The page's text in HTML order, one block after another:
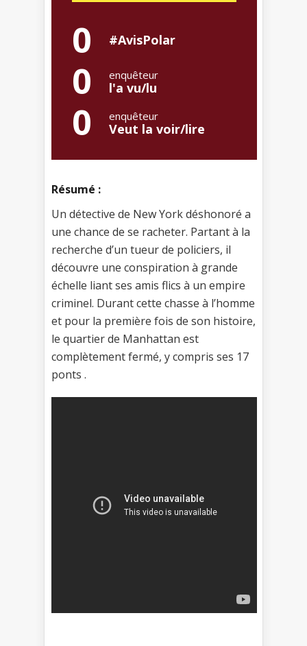
0 #AvisPolar
0 enquêteur
l'a vu/lu
0 enquêteur
Veut la voir/lire
Résumé :
Un détective de New York déshonoré a
une chance de se racheter. Partant à la
recherche d’un tueur de policiers, il
découvre une conspiration à grande
échelle liant ses amis flics à un empire
criminel. Durant cette chasse à l’homme
et pour la première fois de son histoire,
le quartier de Manhattan est
complètement fermé, y compris ses 17
ponts .